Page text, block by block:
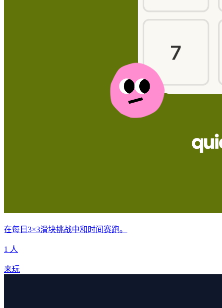
在每日3×3滑块挑战中和时间赛跑。
1 人
来玩